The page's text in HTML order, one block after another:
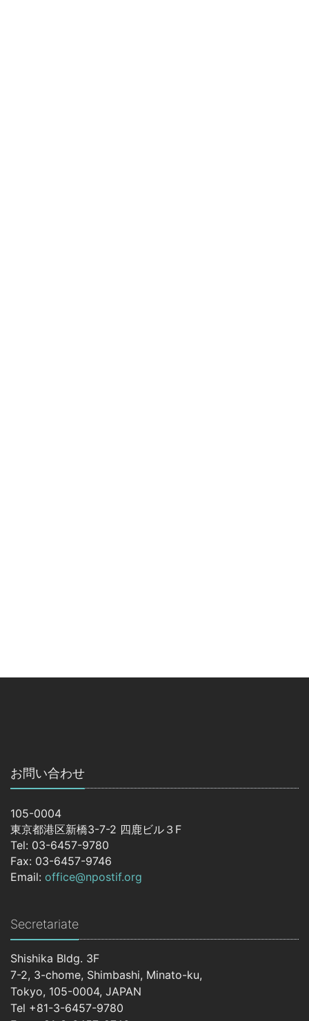
お問い合わせ
105-0004
東京都港区新橋3-7-2 四鹿ビル３F
Tel: 03-6457-9780
Fax: 03-6457-9746
Email: office@npostif.org
Secretariate
Shishika Bldg. 3F
7-2, 3-chome, Shimbashi, Minato-ku,
Tokyo, 105-0004, JAPAN
Tel +81-3-6457-9780